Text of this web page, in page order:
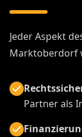
Jeder Aspekt
Marktoberdorf
Partner als